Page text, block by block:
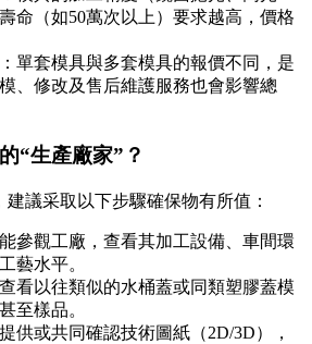
命（如50萬次以上）要求越高，價格
：單套模具與多套模具的報價不同，是
、修改及售后維護服務也會影響總
“生產廠家”？
議采取以下步驟確保物有所值：
能參觀工廠，查看其加工設備、車間環
藝水平。
查看以往類似的水桶蓋或同類塑膠蓋模
至樣品。
提供或共同確認技術圖紙（2D/3D），